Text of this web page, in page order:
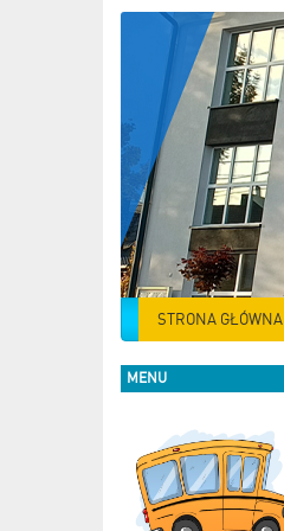
STRONA GŁÓWNA
MENU